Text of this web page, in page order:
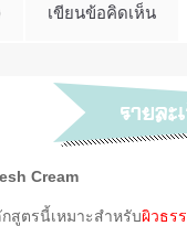
เขียนข้อคิดเห็น
Cream
สูตรนี้เหมาะสำหรับผิวธร